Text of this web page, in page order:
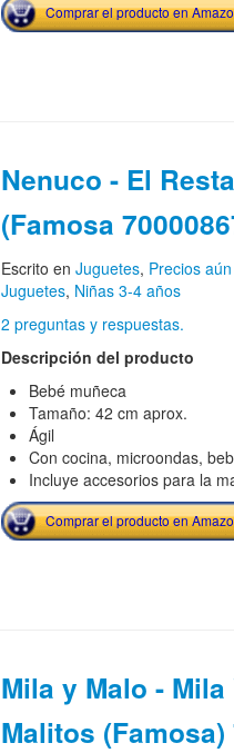
Comprar el producto en
Nenuco - El
(Famosa
Escrito en Juguetes, Precios
Juguetes, Niñas 3-4 años
2 preguntas y respuestas.
Descripción del producto
Bebé muñeca
Tamaño: 42 cm aprox.
Ágil
Con cocina, microondas,
Incluye accesorios para la
Comprar el producto en
Mila y Malo -
Malitos (Famosa)